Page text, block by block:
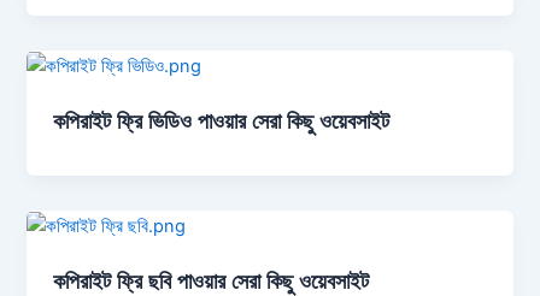
কপিরাইট ফ্রি ভিডিও পাওয়ার সেরা কিছু ওয়েবসাইট
কপিরাইট ফ্রি ছবি পাওয়ার সেরা কিছু ওয়েবসাইট